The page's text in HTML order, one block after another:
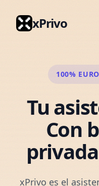
xPrivo
100%
Tu
Con
xPrivo es el